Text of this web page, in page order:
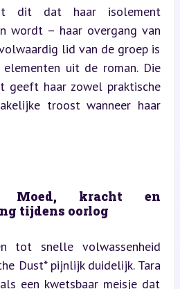
dit dat haar isolement
wordt – haar overgang van
lid van de groep is
uit de roman. Die
geeft haar zowel praktische
troost wanneer haar
Moed, kracht en
tijdens oorlog
tot snelle volwassenheid
Dust* pijnlijk duidelijk. Tara
een kwetsbaar meisje dat